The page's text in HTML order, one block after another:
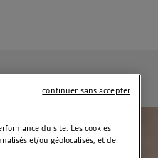
du site. Les cookies
et/ou géolocalisés, et de
continuer sans accepter